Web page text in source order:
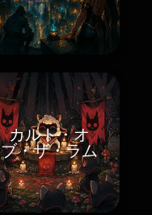
カルト・オ
ブ・ザ・ラム